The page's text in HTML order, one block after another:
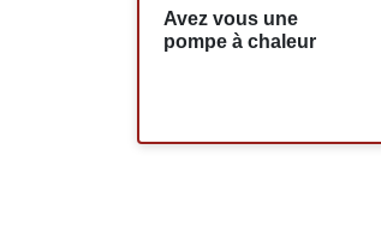
Avez vous une
pompe à chaleur